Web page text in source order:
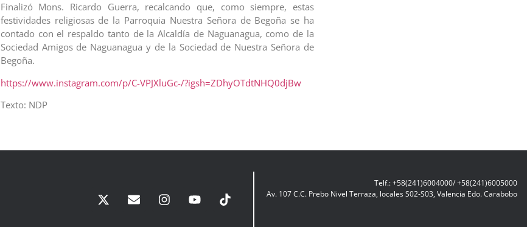
Finalizó Mons. Ricardo Guerra, recalcando que, como siempre, estas
festividades religiosas de la Parroquia Nuestra Señora de Begoña se ha
contado con el respaldo tanto de la Alcaldía de Naguanagua, como de la
Sociedad Amigos de Naguanagua y de la Sociedad de Nuestra Señora de
Begoña.
https://www.instagram.com/p/C-VPJXluGc-/?igsh=ZDhyOTdtNHQ0djBw
Texto: NDP
Telf.: +58(241)6004000/ +58(241)6005000
Av. 107 C.C. Prebo Nivel Terraza, locales S02-S03, Valencia Edo. Carabobo